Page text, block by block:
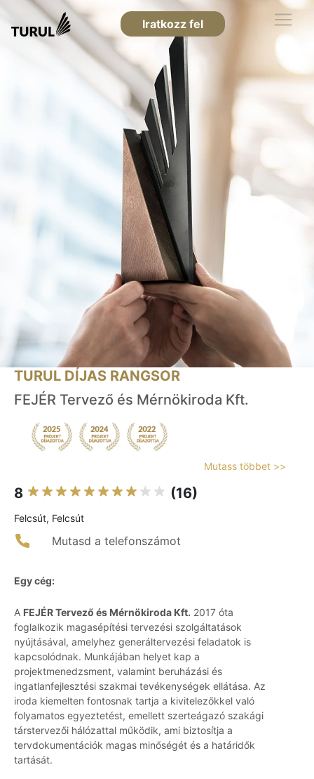
Iratkozz fel
TURUL DÍJAS RANGSOR
FEJÉR Tervező és Mérnökiroda Kft.
Mutass többet >>
8 (16)
Felcsút, Felcsút
Mutasd a telefonszámot
Egy cég:
A FEJÉR Tervező és Mérnökiroda Kft. 2017 óta
foglalkozik magasépítési tervezési szolgáltatások
nyújtásával, amelyhez generáltervezési feladatok is
kapcsolódnak. Munkájában helyet kap a
projektmenedzsment, valamint beruházási és
ingatlanfejlesztési szakmai tevékenységek ellátása. Az
iroda kiemelten fontosnak tartja a kivitelezőkkel való
folyamatos egyeztetést, emellett szerteágazó szakági
társtervezői hálózattal működik, ami biztosítja a
tervdokumentációk magas minőségét és a határidők
tartását.